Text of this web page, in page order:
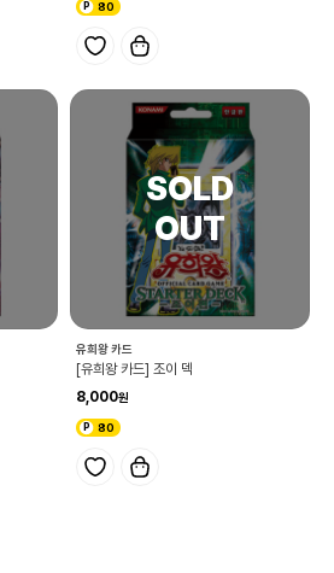
80
유희왕 카드
[유희왕 카드] 조이 덱
8,000
80